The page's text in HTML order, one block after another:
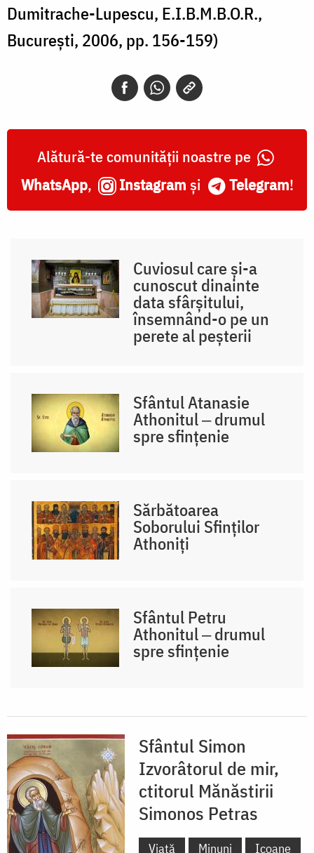
Dumitrache-Lupescu, E.I.B.M.B.O.R.,
București, 2006, pp. 156-159)
Alătură-te comunității noastre pe
WhatsApp, Instagram și Telegram!
Cuviosul care și-a
cunoscut dinainte
data sfârșitului,
însemnând-o pe un
perete al peșterii
Sfântul Atanasie
Athonitul ‒ drumul
spre sfințenie
Sărbătoarea
Soborului Sfinților
Athoniți
Sfântul Petru
Athonitul ‒ drumul
spre sfințenie
Sfântul Simon
Izvorâtorul de mir,
ctitorul Mănăstirii
Simonos Petras
Viață Minuni
Icoane